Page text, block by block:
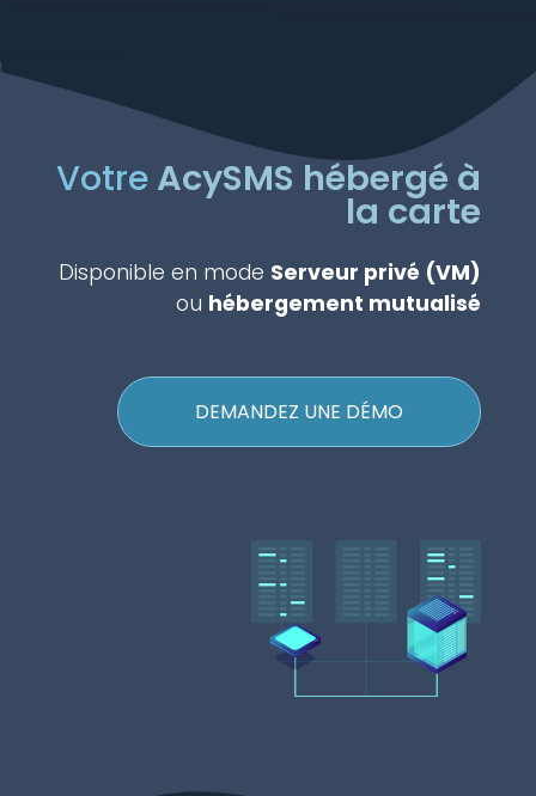
Votre AcySMS hébergé à
la carte
Disponible en mode Serveur privé (VM)
ou hébergement mutualisé
DEMANDEZ UNE DÉMO